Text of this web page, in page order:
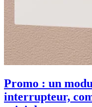
Promo : un
interrupteur,